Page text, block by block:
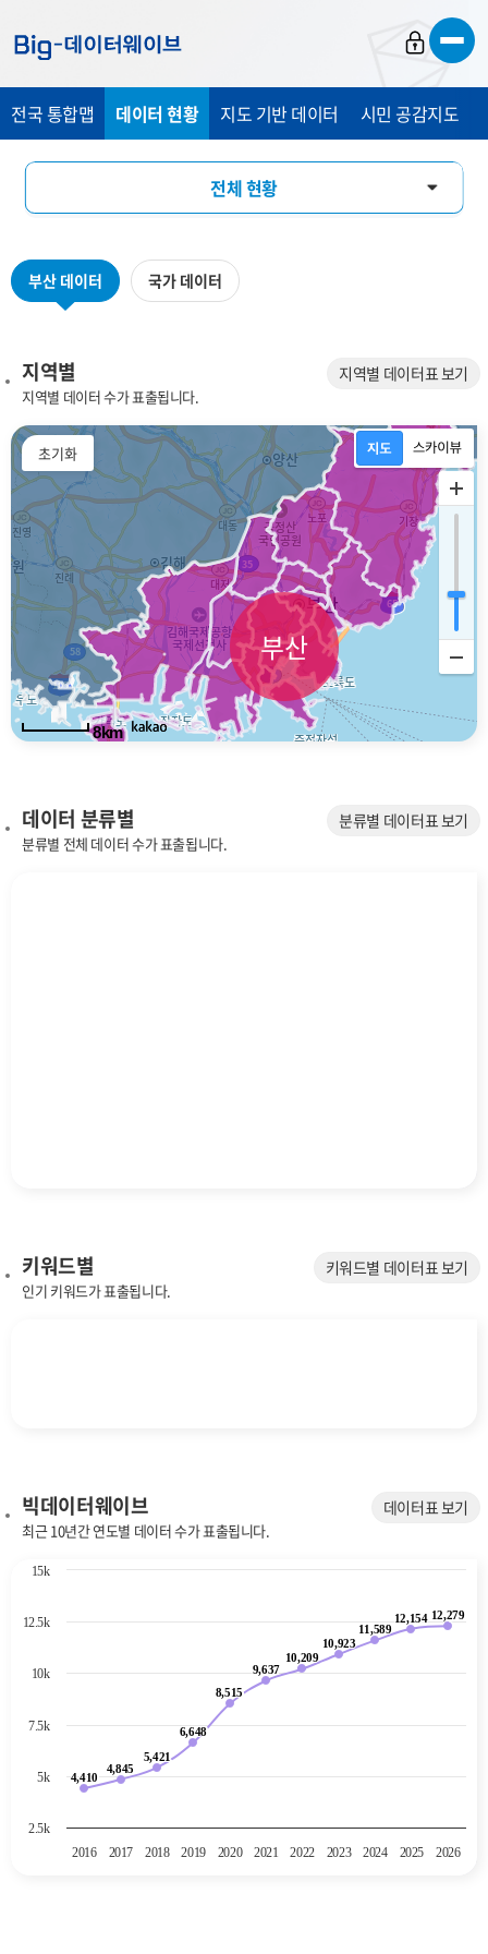
가
기
가
기
가
기
전국 통합맵 데이터 현황 지도 기반 데이터 시민 공감지도
전체 현황
데이터 분류별
부산 데이터 국가 데이터
지역별
지역별 데이터 수가 표출됩니다.
지역별 데이터표 보기
부산
8km
초기화
데이터 분류별
분류별 전체 데이터 수가 표출됩니다.
분류별 데이터표 보기
키워드별
인기 키워드가 표출됩니다.
키워드별 데이터표 보기
빅데이터웨이브
최근 10년간 연도별 데이터 수가 표출됩니다.
데이터표 보기
Chart
The chart has 1 X axis displaying categories.
The chart has 1 Y axis displaying values. Data ranges from 4410 to
4,410
4,410
4,845
4,845
5,421
5,421
6,648
6,648
8,515
8,515
9,637
9,637
10,209
10,209
10,923
10,923
11,589
11,589
12,154
12,154 12,279
12,279
2016 2017 2018 2019 2020 2021 2022 2023 2024 2025 2026
2.5k
5k
7.5k
10k
12.5k
15k